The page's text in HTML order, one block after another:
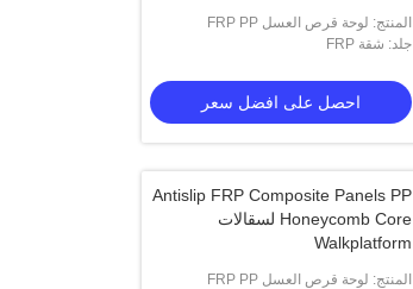
المنتج: لوحة قرص العسل FRP PP
جلد: شقة FRP
احصل على افضل سعر
Antislip FRP Composite Panels PP
Honeycomb Core لسقالات
Walkplatform
المنتج: لوحة قرص العسل FRP PP